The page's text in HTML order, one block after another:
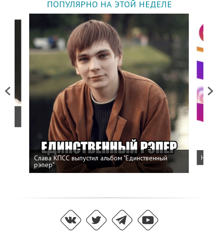
ПОПУЛЯРНО НА ЭТОЙ НЕДЕЛЕ
Previous
Слава КПСС выпустил альбом "Единственный
рэпер"
Next